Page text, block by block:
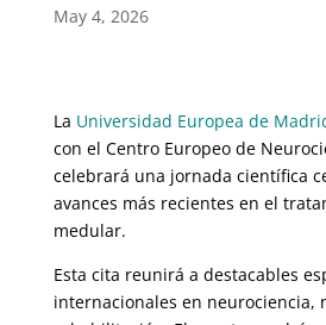
May 4, 2026
La Universidad Europea de
con el Centro Europeo de
celebrará una jornada científica
avances más recientes en el
medular.
Esta cita reunirá a destacables
internacionales en neurociencia,